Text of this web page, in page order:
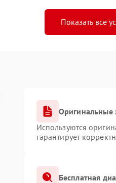
Показать все
Оригинальные
Используются
гарантирует
Бесплатная